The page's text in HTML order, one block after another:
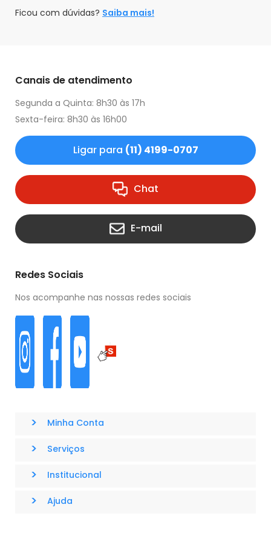
Ficou com dúvidas? Saiba mais!
Canais de atendimento
Segunda a Quinta: 8h30 às 17h
Sexta-feira: 8h30 às 16h00
Ligar para (11) 4199-0707
Chat
E-mail
Redes Sociais
Nos acompanhe nas nossas redes sociais
> Minha Conta
> Serviços
> Institucional
> Ajuda